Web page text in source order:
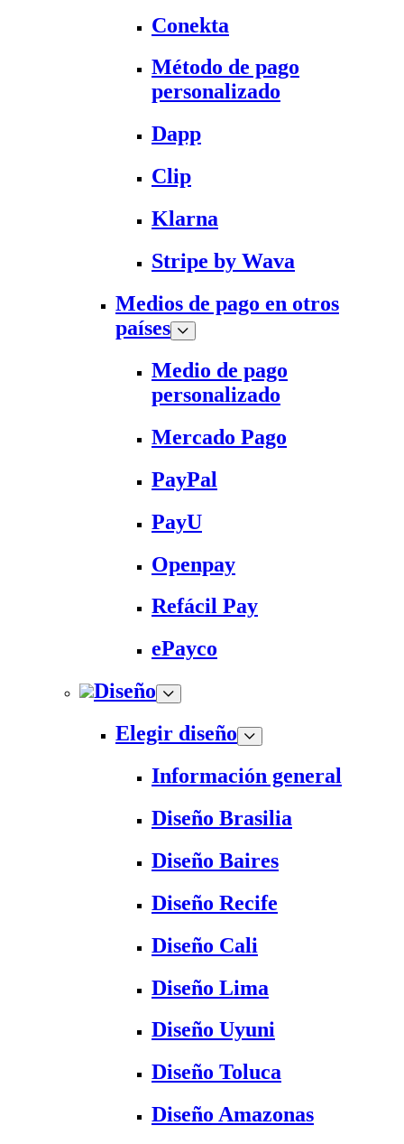
Conekta
Método de pago
personalizado
Dapp
Clip
Klarna
Stripe by Wava
Medios de pago en otros
países
Medio de pago
personalizado
Mercado Pago
PayPal
PayU
Openpay
Refácil Pay
ePayco
Diseño
Elegir diseño
Información general
Diseño Brasilia
Diseño Baires
Diseño Recife
Diseño Cali
Diseño Lima
Diseño Uyuni
Diseño Toluca
Diseño Amazonas